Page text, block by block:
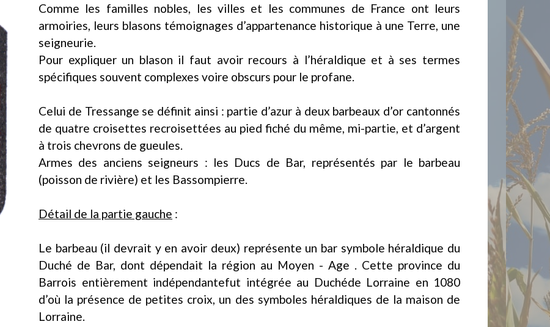
Comme les familles nobles, les villes et les communes de France ont leurs
armoiries, leurs blasons témoignages d’appartenance historique à une Terre, une
seigneurie.
Pour expliquer un blason il faut avoir recours à l’héraldique et à ses termes
spécifiques souvent complexes voire obscurs pour le profane.
Celui de Tressange se définit ainsi : partie d’azur à deux barbeaux d’or cantonnés
de quatre croisettes recroisettées au pied fiché du même, mi-partie, et d’argent
à trois chevrons de gueules.
Armes des anciens seigneurs : les Ducs de Bar, représentés par le barbeau
(poisson de rivière) et les Bassompierre.
Détail de la partie gauche :
Le barbeau (il devrait y en avoir deux) représente un bar symbole héraldique du
Duché de Bar, dont dépendait la région au Moyen - Age . Cette province du
Barrois entièrement indépendantefut intégrée au Duchéde Lorraine en 1080
d’où la présence de petites croix, un des symboles héraldiques de la maison de
Lorraine.